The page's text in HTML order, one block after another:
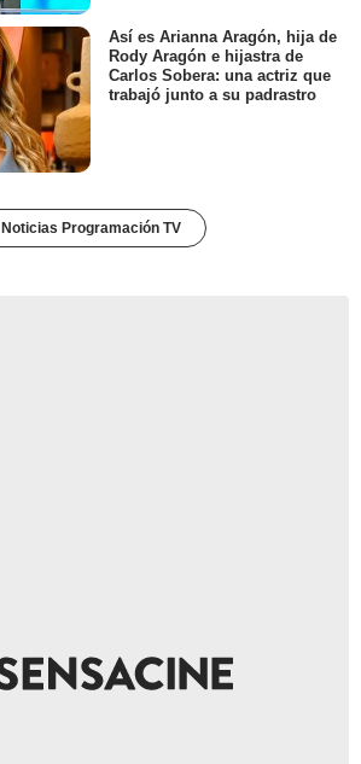
Así es Arianna Aragón, hija de
Rody Aragón e hijastra de
Carlos Sobera: una actriz que
trabajó junto a su padrastro
Noticias Programación TV